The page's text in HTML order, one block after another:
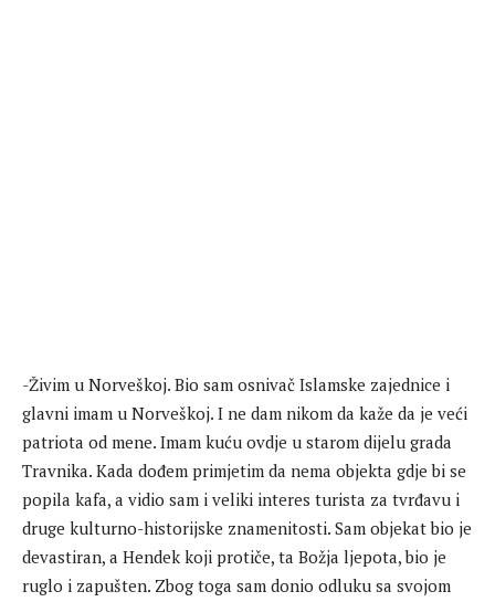
-Živim u Norveškoj. Bio sam osnivač Islamske zajednice i
glavni imam u Norveškoj. I ne dam nikom da kaže da je veći
patriota od mene. Imam kuću ovdje u starom dijelu grada
Travnika. Kada dođem primjetim da nema objekta gdje bi se
popila kafa, a vidio sam i veliki interes turista za tvrđavu i
druge kulturno-historijske znamenitosti. Sam objekat bio je
devastiran, a Hendek koji protiče, ta Božja ljepota, bio je
ruglo i zapušten. Zbog toga sam donio odluku sa svojom